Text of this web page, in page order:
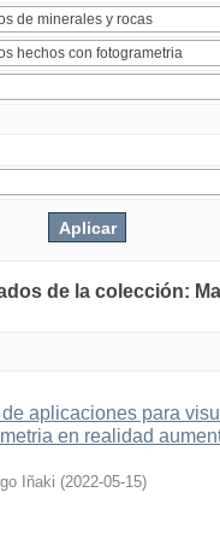
de la colección:
aplicaciones para
en realidad
Iñaki (2022-05-15)